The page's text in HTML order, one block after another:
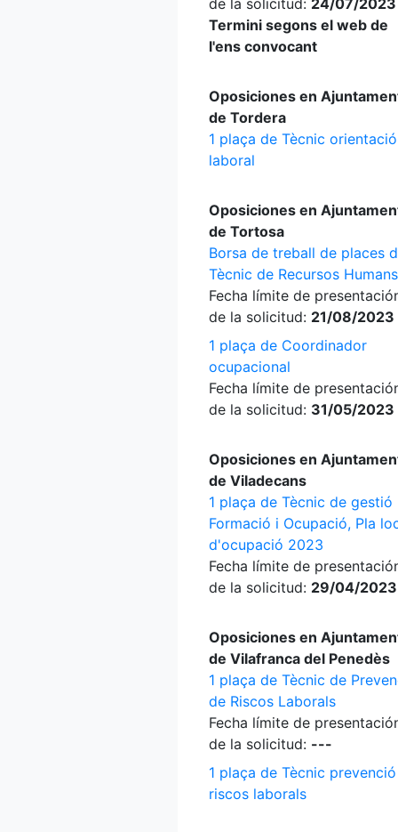
de la solicitud: 24/07/
Termini segons el web de
l'ens convocant
Oposiciones en
de Tordera
1 plaça de Tècnic orientació
laboral
Oposiciones en
de Tortosa
Borsa de treball de places
Tècnic de Recursos Humans
Fecha límite de
de la solicitud: 21/08/2023
1 plaça de Coordinador
ocupacional
Fecha límite de
de la solicitud: 31/05/2023
Oposiciones en
de Viladecans
1 plaça de Tècnic de gestió
Formació i Ocupació, Pla
d'ocupació 2023
Fecha límite de
de la solicitud: 29/04/2023
Oposiciones en
de Vilafranca del Penedès
1 plaça de Tècnic de
de Riscos Laborals
Fecha límite de
de la solicitud: ---
1 plaça de Tècnic prevenció
riscos laborals